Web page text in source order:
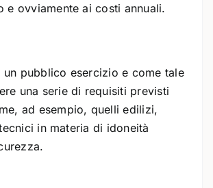
e ovviamente ai costi annuali.
un pubblico esercizio e come tale
una serie di requisiti previsti
ad esempio, quelli edilizi,
in materia di idoneità